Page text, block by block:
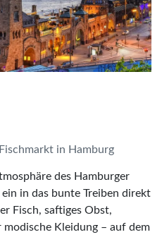
in Hamburg
des Hamburger
in das bunte Treiben direkt
Fisch, saftiges Obst,
Kleidung – auf dem